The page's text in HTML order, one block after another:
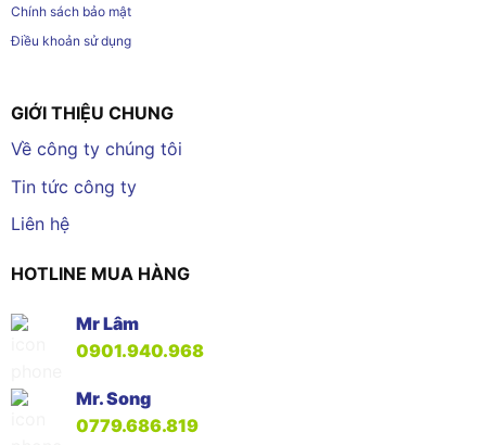
Chính sách bảo mật
Điều khoản sử dụng
GIỚI THIỆU CHUNG
Về công ty chúng tôi
Tin tức công ty
Liên hệ
HOTLINE MUA HÀNG
Mr Lâm
0901.940.968
Mr. Song
0779.686.819